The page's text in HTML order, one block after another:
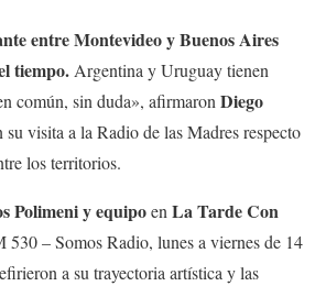
entre Montevideo y Buenos Aires
tiempo.Argentina y Uruguay tienen
común, sin duda», afirmaronDiego
su visita a la Radio de las Madres respecto
los territorios.
Polimeni y equipoenLa Tarde Con
530 – Somos Radio, lunes a viernes de 14
a su trayectoria artística y las